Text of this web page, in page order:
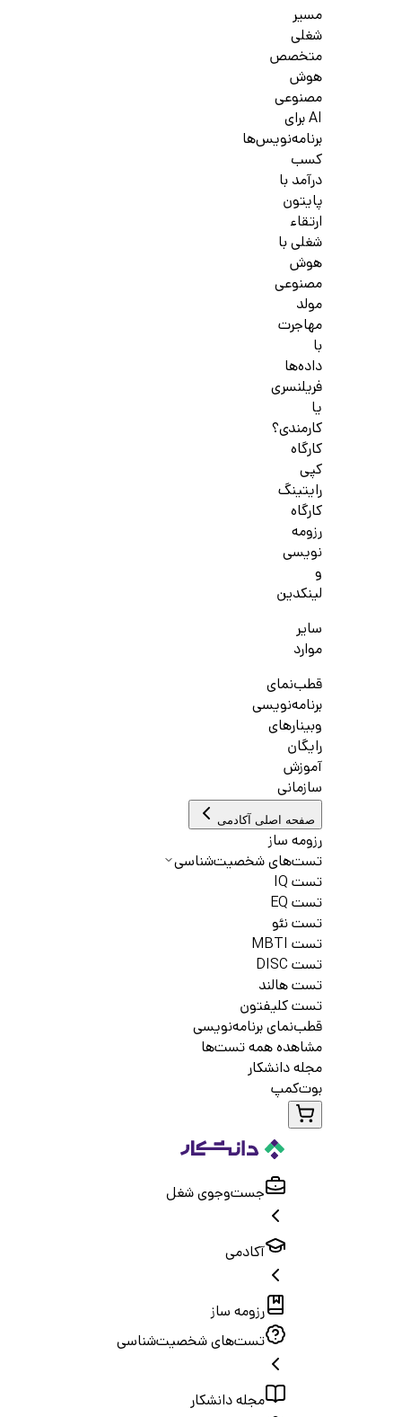
مسیر
شغلی
متخصص
هوش
مصنوعی
AI برای
برنامه‌نویس‌ها
کسب
درآمد با
پایتون
ارتقاء
شغلی با
هوش
مصنوعی
مولد
مهاجرت
با
داده‌ها
فریلنسری
یا
کارمندی؟
کارگاه
کپی
رایتینگ
کارگاه
رزومه
نویسی
و
لینکدین
سایر
موارد
قطب‌نمای
برنامه‌نویسی
وبینارهای
رایگان
آموزش
سازمانی
صفحه اصلی آکادمی
رزومه ساز
تست‌های شخصیت‌شناسی
تست IQ
تست EQ
تست نئو
تست MBTI
تست DISC
تست هالند
تست کلیفتون
قطب‌نمای برنامه‌نویسی
مشاهده همه تست‌ها
مجله دانشکار
بوت‌کمپ
جست‌و‌جوی شغل
آکادمی
رزومه ساز
تست‌های شخصیت‌شناسی
مجله دانشکار